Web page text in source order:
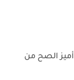
الصح من